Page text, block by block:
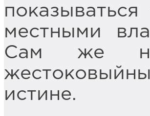
местными
Сам же
истине.